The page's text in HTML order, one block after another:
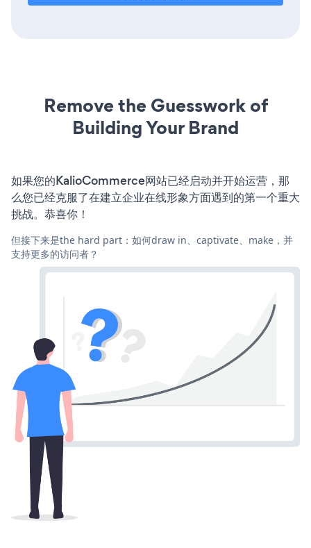
Remove the Guesswork of
Building Your Brand
如果您的KalioCommerce网站已经启动并开始运营，那
么您已经克服了在建立企业在线形象方面遇到的第一个重大
挑战。恭喜你！
但接下来是the hard part：如何draw in、captivate、make，并
支持更多的访问者？